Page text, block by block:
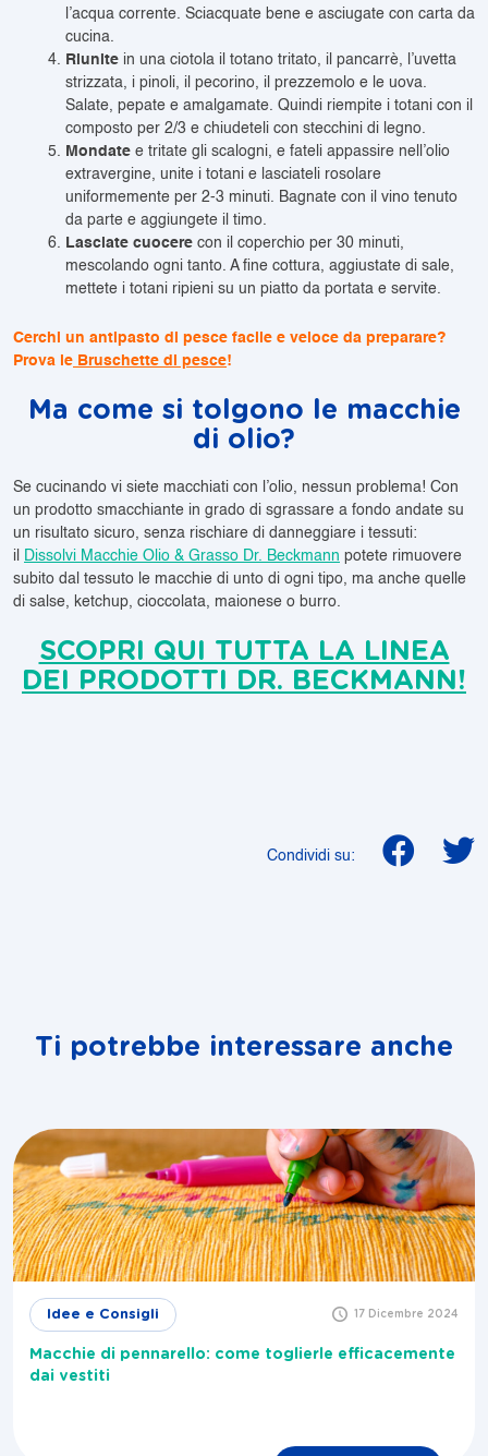
l’acqua corrente. Sciacquate bene e asciugate con carta da
cucina.
Riunite in una ciotola il totano tritato, il pancarrè, l’uvetta
strizzata, i pinoli, il pecorino, il prezzemolo e le uova.
Salate, pepate e amalgamate. Quindi riempite i totani con il
composto per 2/3 e chiudeteli con stecchini di legno.
Mondate e tritate gli scalogni, e fateli appassire nell’olio
extravergine, unite i totani e lasciateli rosolare
uniformemente per 2-3 minuti. Bagnate con il vino tenuto
da parte e aggiungete il timo.
Lasciate cuocere con il coperchio per 30 minuti,
mescolando ogni tanto. A fine cottura, aggiustate di sale,
mettete i totani ripieni su un piatto da portata e servite.
Cerchi un antipasto di pesce facile e veloce da preparare?
Prova le Bruschette di pesce!
Ma come si tolgono le macchie
di olio?
Se cucinando vi siete macchiati con l’olio, nessun problema! Con
un prodotto smacchiante in grado di sgrassare a fondo andate su
un risultato sicuro, senza rischiare di danneggiare i tessuti:
il
Dissolvi Macchie Olio & Grasso Dr. Beckmann potete rimuovere
subito dal tessuto le macchie di unto di ogni tipo, ma anche quelle
di salse, ketchup, cioccolata, maionese o burro.
SCOPRI QUI TUTTA LA LINEA
DEI PRODOTTI DR. BECKMANN!
Condividi su:
Ti potrebbe interessare anche
Idee e Consigli 17 Dicembre 2024
Macchie di pennarello: come toglierle efficacemente
dai vestiti